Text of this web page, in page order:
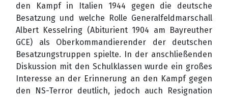
den Kampf in Italien 1944 gegen die deutsche
Besatzung und welche Rolle Generalfeldmarschall
Albert Kesselring (Abiturient 1904 am Bayreuther
GCE) als Oberkommandierender der deutschen
Besatzungstruppen spielte. In der anschließenden
Diskussion mit den Schulklassen wurde ein großes
Interesse an der Erinnerung an den Kampf gegen
den NS-Terror deutlich, jedoch auch Resignation